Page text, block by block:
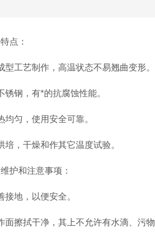
点：
型工艺制作，高温状态不易翘曲变形。
锈钢，有*的抗腐蚀性能。
匀，使用安全可靠。
，干燥和作其它温度试验。
护和注意事项：
地，以便安全。
面擦拭干净，其上不允许有水滴、污